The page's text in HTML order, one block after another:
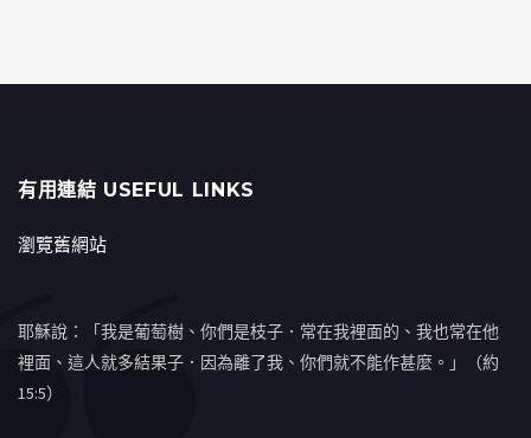
有用連結 USEFUL LINKS
瀏覽舊網站
耶穌說：「我是葡萄樹、你們是枝子．常在我裡面的、我也常在他
裡面、這人就多結果子．因為離了我、你們就不能作甚麼。」（約
15:5）